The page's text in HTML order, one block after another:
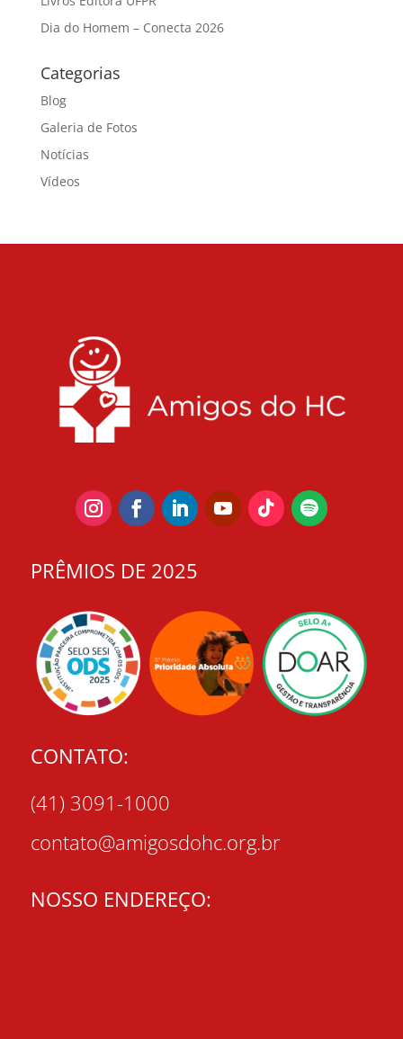
Dia do Homem – Conecta 2026
Categorias
Blog
Galeria de Fotos
Notícias
Vídeos
PRÊMIOS DE 2025
CONTATO:
(41) 3091-1000
contato@amigosdohc.org.br
NOSSO ENDEREÇO: